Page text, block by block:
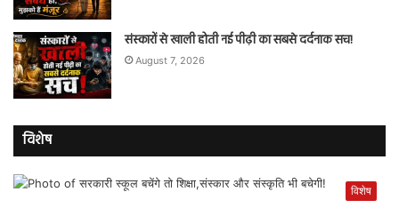
संस्कारों से खाली होती नई पीढ़ी का सबसे दर्दनाक सच!
August 7, 2026
विशेष
विशेष